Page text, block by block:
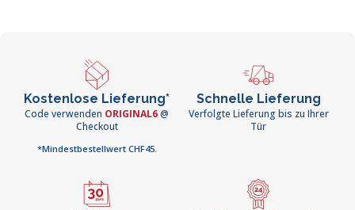
Kostenlose Lieferung*
Code verwenden ORIGINAL6@
Checkout
*Mindestbestellwert CHF45.
Schnelle Lieferung
Verfolgte Lieferung bis zu Ihrer
Tür